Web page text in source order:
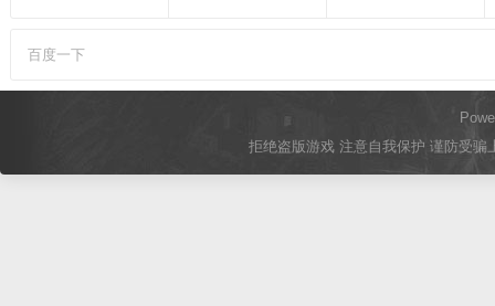
百度一下
拒绝盗版游戏 注意自我保护 谨防受